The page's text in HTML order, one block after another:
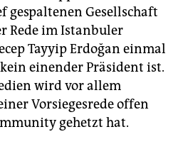
gespaltenen Gesellschaft
Rede im Istanbuler
Tayyip Erdoğan einmal
einender Präsident ist.
wird vor allem
Vorsiegesrede offen
gehetzt hat.